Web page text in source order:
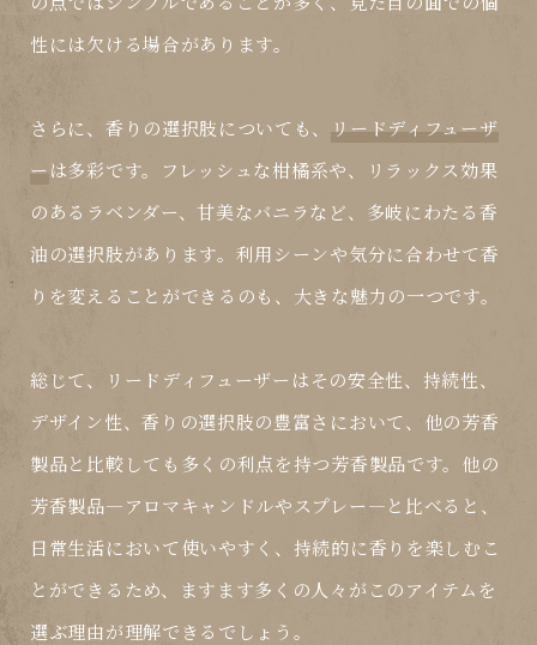
性には欠ける場合があります。
さらに、香りの選択肢についても、
リードディフューザ
ーは多彩です。フレッシュな柑橘系や、リラックス効果
のあるラベンダー、甘美なバニラなど、多岐にわたる香
油の選択肢があります。利用シーンや気分に合わせて香
りを変えることができるのも、大きな魅力の一つです。
総じて、 リードディフューザーはその安全性、持続性、
デザイン性、香りの選択肢の豊富さにおいて、他の芳香
製品と比較しても多くの利点を持つ芳香製品です。他の
芳香製品—アロマキャンドルやスプレー—と比べると、
日常生活において使いやすく、持続的に香りを楽しむこ
とができるため、ますます多くの人々がこのアイテムを
選ぶ理由が理解できるでしょう。